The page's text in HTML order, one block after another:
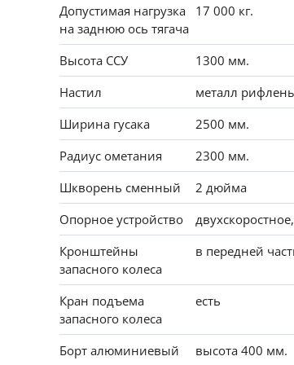
Допустимая нагрузка
на заднюю ось тягача
17 000 кг.
Высота ССУ
1300 мм.
Настил
металл
Ширина гусака
2500 мм.
Радиус ометания
2300 мм.
Шкворень сменный
2 дюйма
Опорное устройство
Кронштейны
запасного колеса
в передней
Кран подъема
запасного колеса
есть
Борт алюминиевый
высота 400 мм.